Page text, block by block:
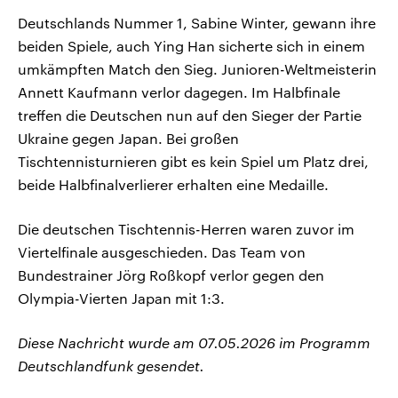
Deutschlands Nummer 1, Sabine Winter, gewann ihre
beiden Spiele, auch Ying Han sicherte sich in einem
umkämpften Match den Sieg. Junioren-Weltmeisterin
Annett Kaufmann verlor dagegen. Im Halbfinale
treffen die Deutschen nun auf den Sieger der Partie
Ukraine gegen Japan. Bei großen
Tischtennisturnieren gibt es kein Spiel um Platz drei,
beide Halbfinalverlierer erhalten eine Medaille.
Die deutschen Tischtennis-Herren waren zuvor im
Viertelfinale ausgeschieden. Das Team von
Bundestrainer Jörg Roßkopf verlor gegen den
Olympia-Vierten Japan mit 1:3.
Diese Nachricht wurde am 07.05.2026 im Programm
Deutschlandfunk gesendet.